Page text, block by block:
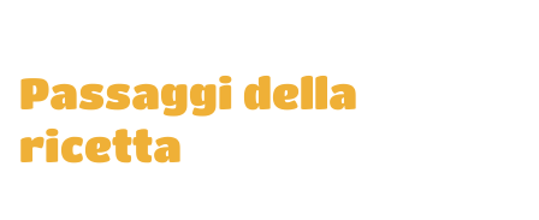
Passaggi della
ricetta